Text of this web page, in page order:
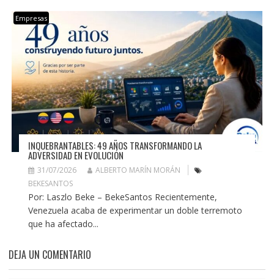
Empresas
INQUEBRANTABLES: 49 AÑOS TRANSFORMANDO LA
ADVERSIDAD EN EVOLUCIÓN
31/07/2026
ALBERTO MARÍN MORÁN
BEKESANTOS
Por: Laszlo Beke – BekeSantos Recientemente,
Venezuela acaba de experimentar un doble terremoto
que ha afectado...
DEJA UN COMENTARIO